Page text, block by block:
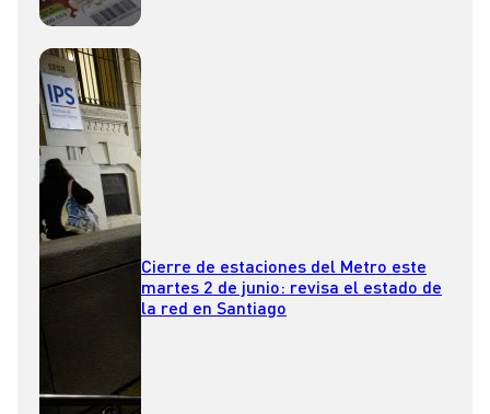
Cierre de estaciones del Metro este
martes 2 de junio: revisa el estado de
la red en Santiago